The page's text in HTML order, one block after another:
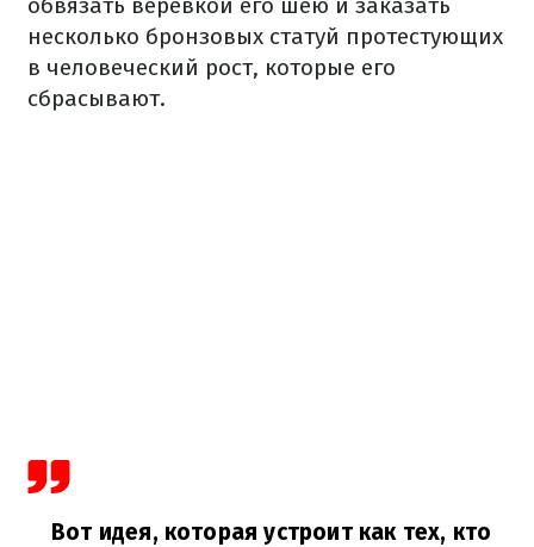
несколько бронзовых статуй протестующих
в человеческий рост, которые его
сбрасывают.
Вот идея, которая устроит как тех, кто